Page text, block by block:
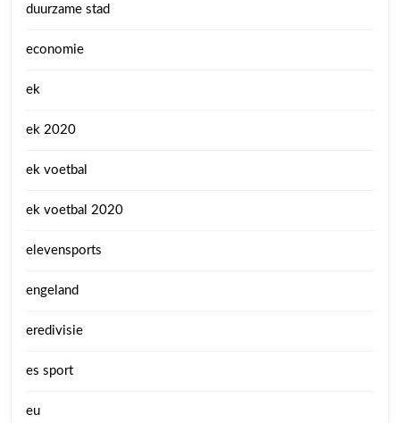
duurzame stad
economie
ek
ek 2020
ek voetbal
ek voetbal 2020
elevensports
engeland
eredivisie
es sport
eu